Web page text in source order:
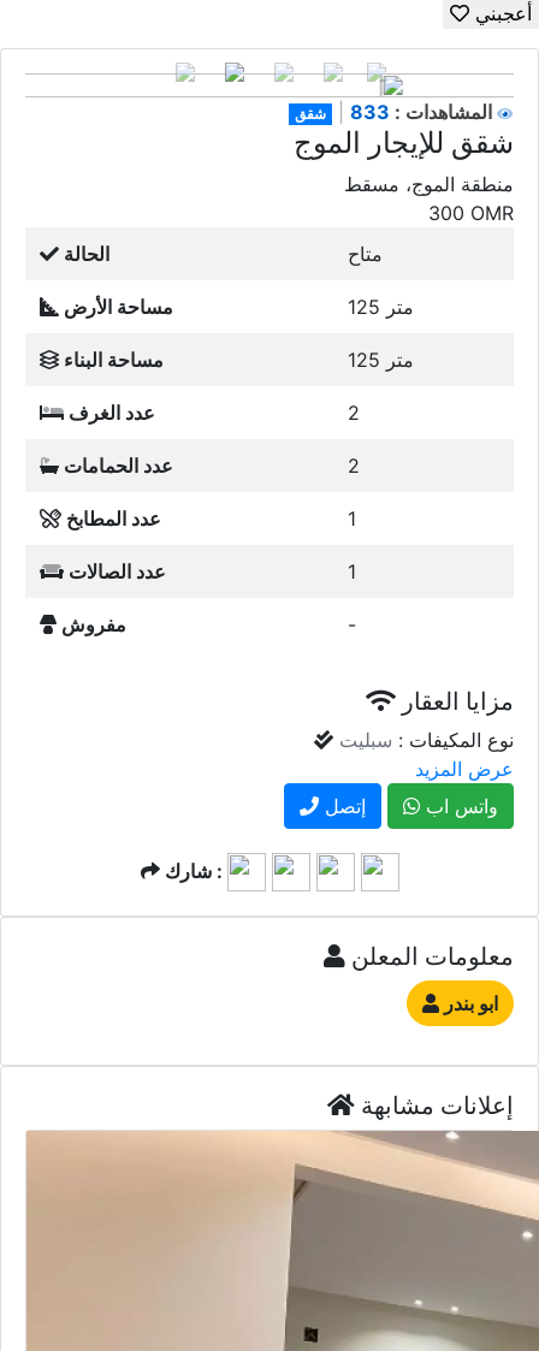
أعجبني
شقق المشاهدات :
شقق للإيجار الموج
منطقة الموج، مسقط
300 OMR
الحالة
متاح
مساحة الأرض 125 متر
مساحة البناء 125 متر
عدد الغرف 2
عدد الحمامات 2
عدد المطابخ 1
عدد الصالات 1
مفروش -
مزايا العقار
نوع المكيفات : سبليت
عرض المزيد
إتصل
واتس اب
شارك :
معلومات المعلن
ابو بندر
إعلانات مشابهة